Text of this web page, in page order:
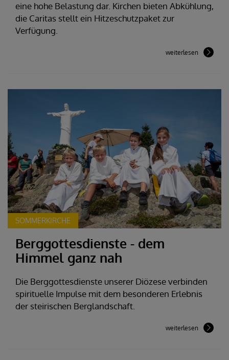
eine hohe Belastung dar. Kirchen bieten Abkühlung,
die Caritas stellt ein Hitzeschutzpaket zur
Verfügung.
weiterlesen
SOMMERKIRCHE
Berggottesdienste - dem
Himmel ganz nah
Die Berggottesdienste unserer Diözese verbinden
spirituelle Impulse mit dem besonderen Erlebnis
der steirischen Berglandschaft.
weiterlesen